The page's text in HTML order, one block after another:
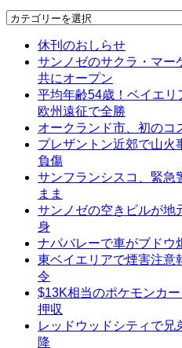
Categories
休刊のおしらせ
サンノゼのサクラ・マー
共にオープン
平均年齢54歳！ベイエリ
欧州遠征で全勝
オークランド市、初のコ
プレザントン近郊で山火
負傷
サンフランシスコ、緊急
まま
サンノゼの空きビルが地
身
ナパバレーで車がブドウ
東ベイエリアで煙害注意
令
$13K相当のポケモンカ
押収
レッドウッドシティで兄
降